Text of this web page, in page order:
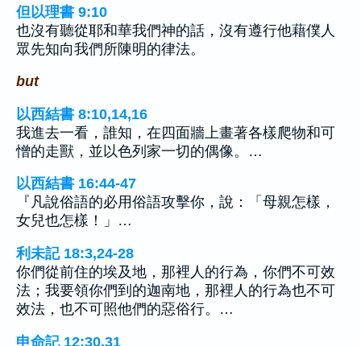
但以理書 9:10
也沒有聽從耶和華我們神的話，沒有遵行他藉僕人
眾先知向我們所陳明的律法。
but
以西結書 8:10,14,16
我進去一看，誰知，在四面牆上畫著各樣爬物和可
憎的走獸，並以色列家一切的偶像。…
以西結書 16:44-47
『凡說俗語的必用俗語攻擊你，說：「母親怎樣，
女兒也怎樣！」…
利未記 18:3,24-28
你們從前住的埃及地，那裡人的行為，你們不可效
法；我要領你們到的迦南地，那裡人的行為也不可
效法，也不可照他們的惡俗行。…
申命記 12:30,31